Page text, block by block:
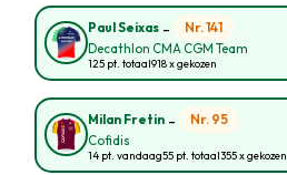
Paul Seixas - Nr. 141
Decathlon CMA CGM Team
125 pt. totaal918 x gekozen
Milan Fretin - Nr. 95
Cofidis
14 pt. vandaag55 pt. totaal355 x gekozen